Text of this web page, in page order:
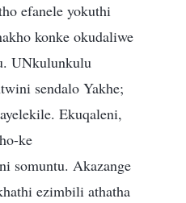
efanele yokuthi
konke okudaliwe
UNkulunkulu
sendalo Yakhe;
Ekuqaleni,
ke
somuntu. Akazange
ezimbili athatha